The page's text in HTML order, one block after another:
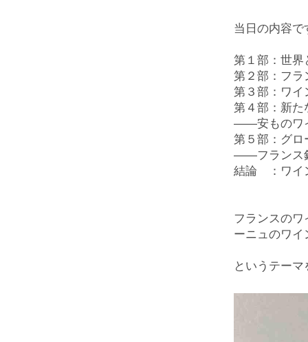
当日の内容で
第１部：世界
第２部：フラ
第３部：ワイ
第４部：新た
――安ものワ
第５部：グロ
――フランス
結論 ：ワイ
フランスの
ーニュのワ
というテー